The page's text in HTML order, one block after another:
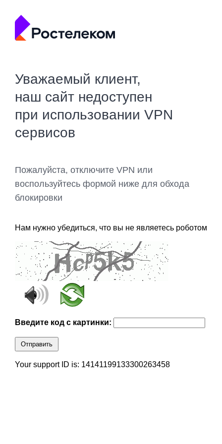
Уважаемый клиент,
наш сайт недоступен
при использовании VPN
сервисов
Пожалуйста, отключите VPN или
воспользуйтесь формой ниже для обхода
блокировки
Нам нужно убедиться, что вы не являетесь роботом
Введите код с картинки:
Отправить
Your support ID is: 14141199133300263458